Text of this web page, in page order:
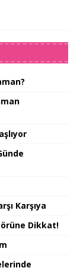
Karşıya
Dikkat!